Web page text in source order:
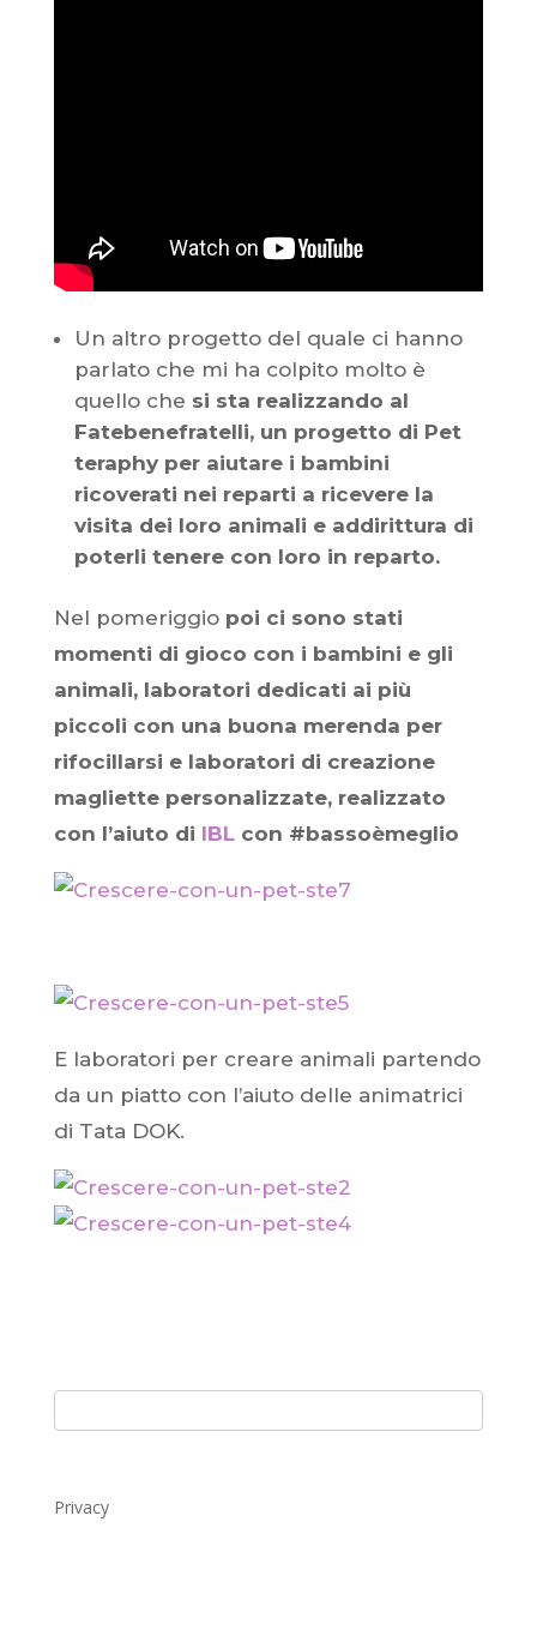
Un altro progetto del quale ci hanno
parlato che mi ha colpito molto è
quello che si sta realizzando al
Fatebenefratelli, un progetto di Pet
teraphy per aiutare i bambini
ricoverati nei reparti a ricevere la
visita dei loro animali e addirittura di
poterli tenere con loro in reparto.
Nel pomeriggio poi ci sono stati
momenti di gioco con i bambini e gli
animali, laboratori dedicati ai più
piccoli con una buona merenda per
rifocillarsi e laboratori di creazione
magliette personalizzate, realizzato
con l’aiuto di IBLcon #bassoèmeglio
E laboratori per creare animali partendo
da un piatto con l’aiuto delle animatrici
di Tata DOK.
Privacy